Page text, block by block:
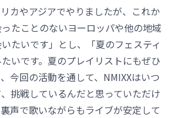
カやアジアでやりましたが、これか
たことのないヨーロッパや他の地域
たいです」とし、「夏のフェスティ
いです。夏のプレイリストにもぜひ
今回の活動を通して、NMIXXはいつ
挑戦しているんだと思っていただけ
声で歌いながらもライブが安定して